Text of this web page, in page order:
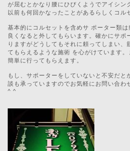
が屈むとかなり腰にひびくようでアイシン
以前も何回かなったことがあるらしくコル
基本的にコルセットを含めサ ポーター類
良くなると外してもらいます。確かにサ
りますがどうしてもそれに頼ってしまい
てもらえるような施術 を心がけています
簡単に行ってもらえます。
もし、サポーターをしていないと不安だ
談も承っていますのでお気軽にお問い合わ
^ ^